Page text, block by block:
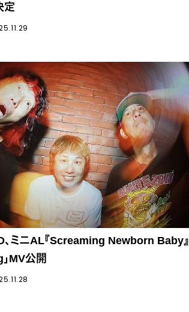
定
ミニAL『Screaming Newborn Baby』
MV公開